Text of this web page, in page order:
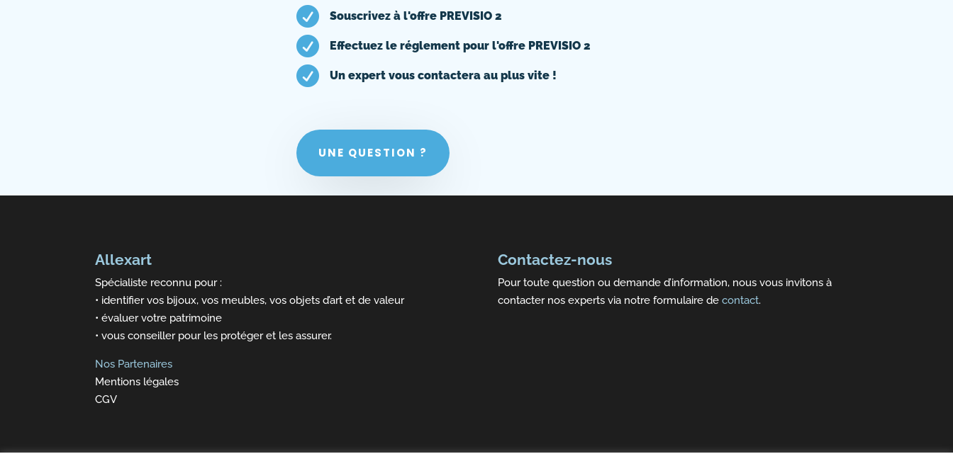
 Souscrivez à l'offre PREVISIO 2
 Effectuez le réglement pour l'offre PREVISIO 2
 Un expert vous contactera au plus vite !
UNE QUESTION ?
Allexart
Spécialiste reconnu pour :
• identifier vos bijoux, vos meubles, vos objets d’art et de valeur
• évaluer votre patrimoine
• vous conseiller pour les protéger et les assurer.
Nos Partenaires
Mentions légales
CGV
Contactez-nous
Pour toute question ou demande d’information, nous vous invitons à
contacter nos experts via notre formulaire decontact.